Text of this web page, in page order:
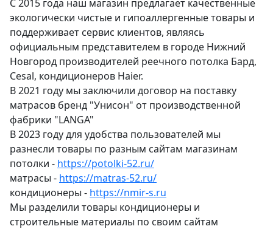
С 2015 года наш магазин предлагает качественные
экологически чистые и гипоаллергенные товары и
поддерживает сервис клиентов, являясь
официальным представителем в городе Нижний
Новгород производителей реечного потолка Бард,
Cesal, кондиционеров Haier.
В 2021 году мы заключили договор на поставку
матрасов бренд "Унисон" от производственной
фабрики "LANGA"
В 2023 году для удобства пользователей мы
разнесли товары по разным сайтам магазинам
потолки - https://potolki-52.ru/
матрасы - https://matras-52.ru/
кондиционеры - https://nmir-s.ru
Мы разделили товары кондиционеры и
строительные материалы по своим сайтам